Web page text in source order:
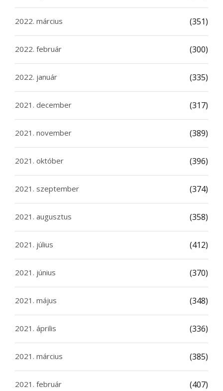
2022. március (351)
2022. február (300)
2022. január (335)
2021. december (317)
2021. november (389)
2021. október (396)
2021. szeptember (374)
2021. augusztus (358)
2021. július (412)
2021. június (370)
2021. május (348)
2021. április (336)
2021. március (385)
2021. február (407)